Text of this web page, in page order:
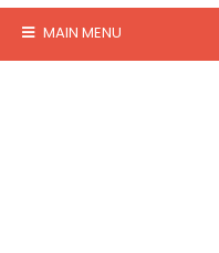
MAIN MENU